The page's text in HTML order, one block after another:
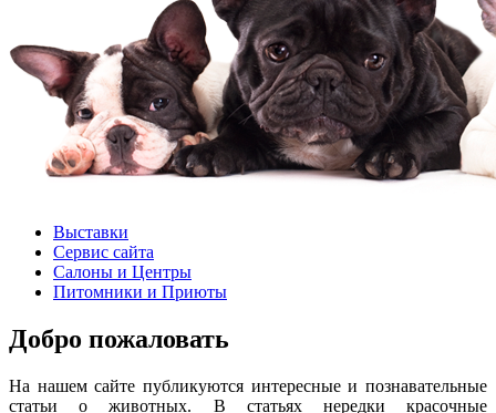
Выставки
Сервис сайта
Салоны и Центры
Питомники и Приюты
Добро пожаловать
На нашем сайте публикуются интересные и познавательные
статьи о животных. В статьях нередки красочные